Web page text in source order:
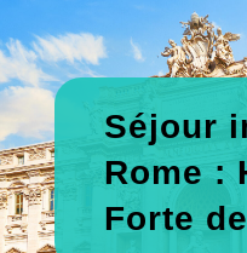
Séjour
Rome :
Forte